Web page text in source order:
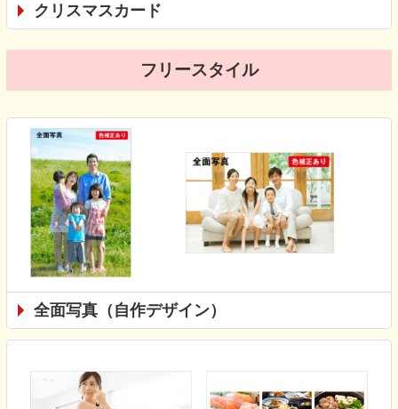
クリスマスカード
フリースタイル
全面写真（自作デザイン）